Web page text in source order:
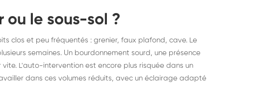
ou le sous-sol ?
clos et peu fréquentés : grenier, faux plafond, cave. Le
semaines. Un bourdonnement sourd, une présence
L'auto-intervention est encore plus risquée dans un
dans ces volumes réduits, avec un éclairage adapté